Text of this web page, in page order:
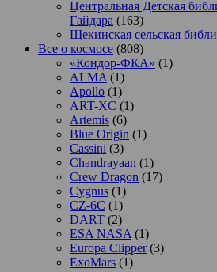
Центральная Детская
Гайдара (163)
Щекинская сельская
Все о космосе (808)
«Кондор-ФКА» (1)
ALMA (1)
Apollo (1)
ART-XC (1)
Artemis (6)
Blue Origin (1)
Cassini (3)
Chandrayaan (1)
Crew Dragon (17)
Cygnus (1)
CZ-6C (1)
DART (2)
ESA NASA (1)
Europa Clipper(3)
ExoMars (1)